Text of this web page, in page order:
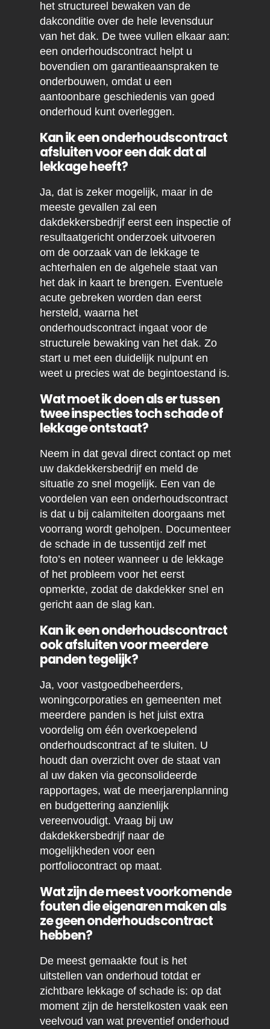
het structureel bewaken van de
dakconditie over de hele levensduur
van het dak. De twee vullen elkaar aan:
een onderhoudscontract helpt u
bovendien om garantieaanspraken te
onderbouwen, omdat u een
aantoonbare geschiedenis van goed
onderhoud kunt overleggen.
Kan ik een onderhoudscontract
afsluiten voor een dak dat al
lekkage heeft?
Ja, dat is zeker mogelijk, maar in de
meeste gevallen zal een
dakdekkersbedrijf eerst een inspectie of
resultaatgericht onderzoek uitvoeren
om de oorzaak van de lekkage te
achterhalen en de algehele staat van
het dak in kaart te brengen. Eventuele
acute gebreken worden dan eerst
hersteld, waarna het
onderhoudscontract ingaat voor de
structurele bewaking van het dak. Zo
start u met een duidelijk nulpunt en
weet u precies wat de begintoestand is.
Wat moet ik doen als er tussen
twee inspecties toch schade of
lekkage ontstaat?
Neem in dat geval direct contact op met
uw dakdekkersbedrijf en meld de
situatie zo snel mogelijk. Een van de
voordelen van een onderhoudscontract
is dat u bij calamiteiten doorgaans met
voorrang wordt geholpen. Documenteer
de schade in de tussentijd zelf met
foto’s en noteer wanneer u de lekkage
of het probleem voor het eerst
opmerkte, zodat de dakdekker snel en
gericht aan de slag kan.
Kan ik een onderhoudscontract
ook afsluiten voor meerdere
panden tegelijk?
Ja, voor vastgoedbeheerders,
woningcorporaties en gemeenten met
meerdere panden is het juist extra
voordelig om één overkoepelend
onderhoudscontract af te sluiten. U
houdt dan overzicht over de staat van
al uw daken via geconsolideerde
rapportages, wat de meerjarenplanning
en budgettering aanzienlijk
vereenvoudigt. Vraag bij uw
dakdekkersbedrijf naar de
mogelijkheden voor een
portfoliocontract op maat.
Wat zijn de meest voorkomende
fouten die eigenaren maken als
ze geen onderhoudscontract
hebben?
De meest gemaakte fout is het
uitstellen van onderhoud totdat er
zichtbare lekkage of schade is: op dat
moment zijn de herstelkosten vaak een
veelvoud van wat preventief onderhoud